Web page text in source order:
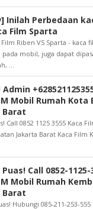
Inilah Perbedaan
Film Sparta
Film Riben VS Sparta - kaca
pada mobil, juga dapat
...
Admin
Mobil Rumah Kota
Barat
Call 0852 1125 3555 Kaca
Jakarta Barat Kaca Film
Call 0852-1125-
Mobil Rumah
Barat
Hubungi 085-211-253-